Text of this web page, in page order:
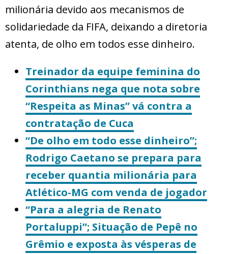
milionária devido aos mecanismos de
solidariedade da FIFA, deixando a diretoria
atenta, de olho em todos esse dinheiro.
Treinador da equipe feminina do
Corinthians nega que nota sobre
“Respeita as Minas” vá contra a
contratação de Cuca
“De olho em todo esse dinheiro”;
Rodrigo Caetano se prepara para
receber quantia milionária para
Atlético-MG com venda de jogador
“Para a alegria de Renato
Portaluppi”; Situação de Pepê no
Grêmio e exposta às vésperas de